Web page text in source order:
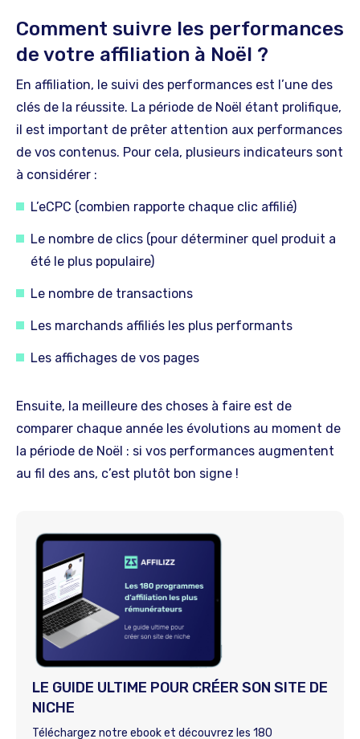
Comment suivre les performances
de votre affiliation à Noël ?
En affiliation, le suivi des performances est l’une des
clés de la réussite. La période de Noël étant prolifique,
il est important de prêter attention aux performances
de vos contenus. Pour cela, plusieurs indicateurs sont
à considérer :
L’eCPC (combien rapporte chaque clic affilié)
Le nombre de clics (pour déterminer quel produit a
été le plus populaire)
Le nombre de transactions
Les marchands affiliés les plus performants
Les affichages de vos pages
Ensuite, la meilleure des choses à faire est de
comparer chaque année les évolutions au moment de
la période de Noël : si vos performances augmentent
au fil des ans, c’est plutôt bon signe !
LE GUIDE ULTIME POUR CRÉER SON SITE DE
NICHE
Téléchargez notre ebook et découvrez les 180